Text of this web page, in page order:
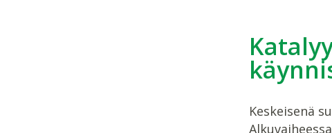
Keskeisenä